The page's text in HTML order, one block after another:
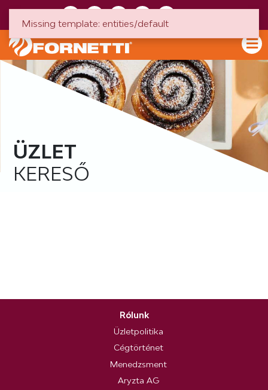
ÜZLET
KERESŐ
Rólunk
Üzletpolitika
Cégtörténet
Menedzsment
Aryzta AG
Missing template: entities/default